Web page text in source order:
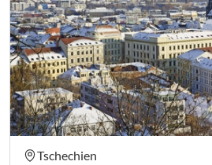
Tschechien